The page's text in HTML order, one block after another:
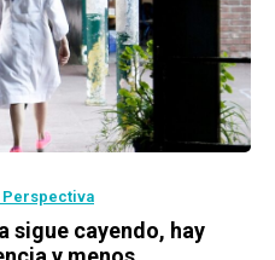
Perspectiva
sigue cayendo, hay